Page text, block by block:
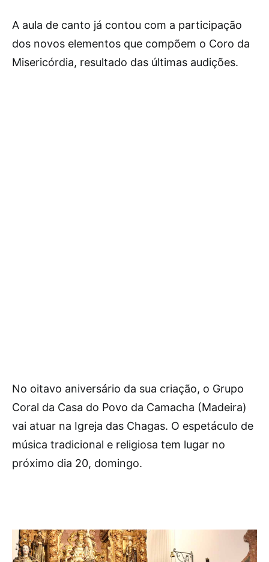
A aula de canto já contou com a participação
dos novos elementos que compõem o Coro da
Misericórdia, resultado das últimas audições.
No oitavo aniversário da sua criação, o Grupo
Coral da Casa do Povo da Camacha (Madeira)
vai atuar na Igreja das Chagas. O espetáculo de
música tradicional e religiosa tem lugar no
próximo dia 20, domingo.